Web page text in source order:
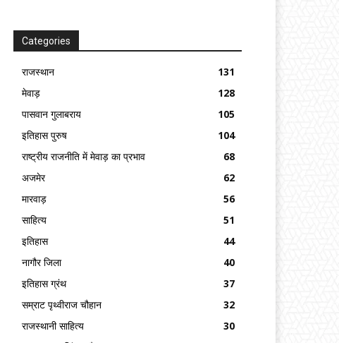
Categories
राजस्थान
131
मेवाड़
128
पासवान गुलाबराय
105
इतिहास पुरुष
104
राष्ट्रीय राजनीति में मेवाड़ का प्रभाव
68
अजमेर
62
मारवाड़
56
साहित्य
51
इतिहास
44
नागौर जिला
40
इतिहास ग्रंथ
37
सम्राट पृथ्वीराज चौहान
32
राजस्थानी साहित्य
30